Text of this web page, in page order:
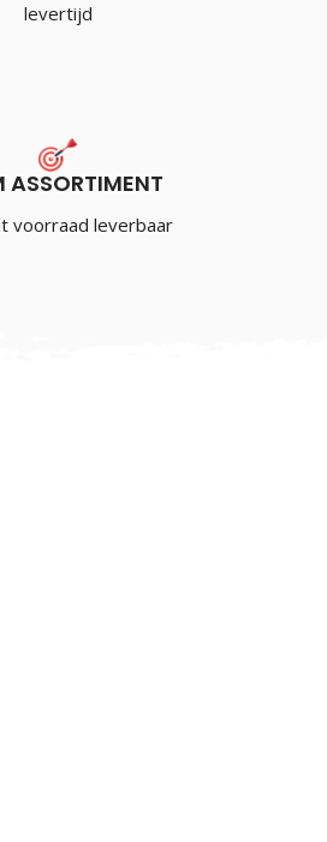
levertijd
ASSORTIMENT
voorraad leverbaar